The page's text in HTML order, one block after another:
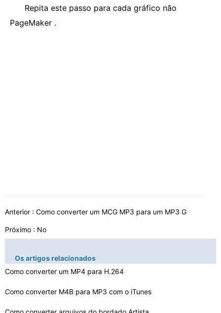
Repita este passo para cada gráfico não
PageMaker .
Anterior : Como converter um MCG MP3 para um MP3 G
Próximo : No
Os artigos relacionados
Como converter um MP4 para H.264
Como converter M4B para MP3 com o iTunes